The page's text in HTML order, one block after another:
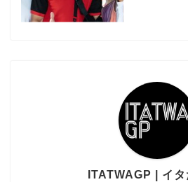
ITATWAGP | イ